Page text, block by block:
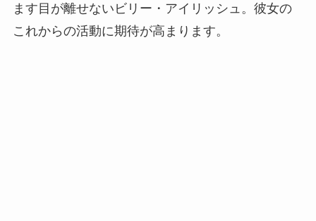
ます目が離せないビリー・アイリッシュ。彼女の
これからの活動に期待が高まります。